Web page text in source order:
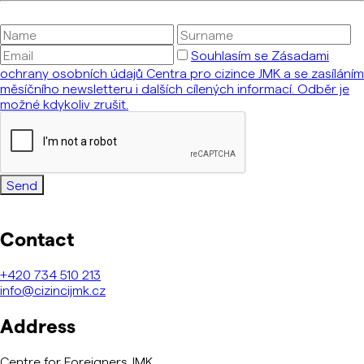
Souhlasím se Zásadami
ochrany osobních údajů Centra pro cizince JMK a se zasíláním
měsíčního newsletteru i dalších cílených informací. Odběr je
možné kdykoliv zrušit.
Send
Contact
+420 734 510 213
info@cizincijmk.cz
Address